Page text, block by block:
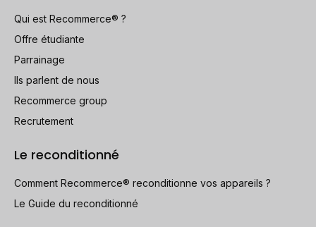
Qui est Recommerce® ?
Offre étudiante
Parrainage
Ils parlent de nous
Recommerce group
Recrutement
Le reconditionné
Comment Recommerce® reconditionne vos appareils ?
Le Guide du reconditionné